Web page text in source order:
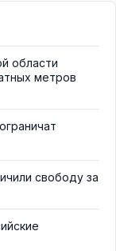
области
метров
свободу за